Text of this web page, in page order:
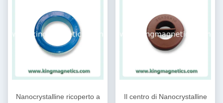
Nanocrystalline ricoperto a
Il centro di Nanocrystalline